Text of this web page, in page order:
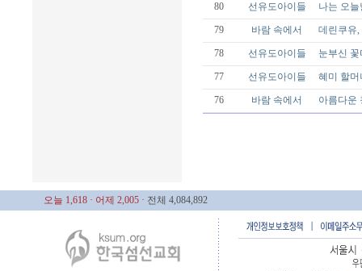
80 선유도아이들 나는 오
79 바람 속에서 데린쿠유,
78 선유도아이들 눈부신
77 선유도아이들 혜미 할머
76 바람 속에서 아름다운
오늘 1,618 · 어제 2,005 · 전체 4,084,892